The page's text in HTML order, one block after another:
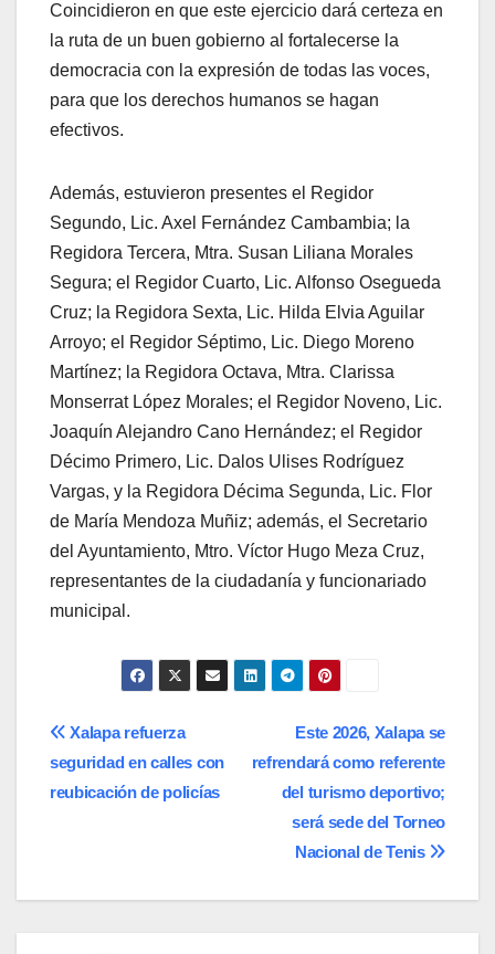
Coincidieron en que este ejercicio dará certeza en
la ruta de un buen gobierno al fortalecerse la
democracia con la expresión de todas las voces,
para que los derechos humanos se hagan
efectivos.
Además, estuvieron presentes el Regidor
Segundo, Lic. Axel Fernández Cambambia; la
Regidora Tercera, Mtra. Susan Liliana Morales
Segura; el Regidor Cuarto, Lic. Alfonso Osegueda
Cruz; la Regidora Sexta, Lic. Hilda Elvia Aguilar
Arroyo; el Regidor Séptimo, Lic. Diego Moreno
Martínez; la Regidora Octava, Mtra. Clarissa
Monserrat López Morales; el Regidor Noveno, Lic.
Joaquín Alejandro Cano Hernández; el Regidor
Décimo Primero, Lic. Dalos Ulises Rodríguez
Vargas, y la Regidora Décima Segunda, Lic. Flor
de María Mendoza Muñiz; además, el Secretario
del Ayuntamiento, Mtro. Víctor Hugo Meza Cruz,
representantes de la ciudadanía y funcionariado
municipal.
Navegación
de
Este 2026, Xalapa se
refrendará como referente
del turismo deportivo;
será sede del Torneo
Nacional de Tenis
Xalapa refuerza
seguridad en calles con
reubicación de policías